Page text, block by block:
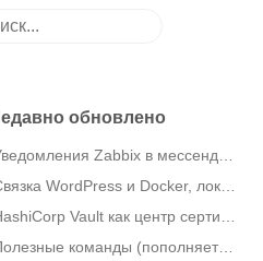
обновлено